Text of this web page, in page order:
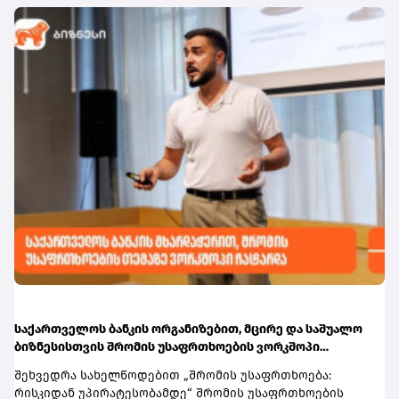
საქართველოს საფინანსო სექტორის მდგრადობას. მათი
შეფასებით, საბანკო სისტემა რჩება კარგად
კაპიტალიზებული, მაღალლიკვიდური და მომგებიანი.
ამასთან, ეროვნული ბანკის ეფექტიანი
მაკროპრუდენციული და საზედამხედველო პოლიტიკა
მნიშვნელოვან როლს ასრულებს ფინანსური
სტაბილურობის განმტკიცებაში, საბანკო სექტორის
მდგრადობის გაძლიერებასა და ფინანსური
დოლარიზაციის შემდგომ შემცირებაში. სარეიტინგო
სააგენტოს შეფასებით, საქართველოს საბანკო
რეგულირების ჩარჩო ფართოდ შეესაბამება
საერთაშორისო სტანდარტებს.
შეუძლიათ იმ მოსწავლეებსა და სტუდენტებს,
რომლებსაც აქვთ შესაბამისი აქტიური სტატუსი და
ფლობენ საქართველოს ბანკის sCool Card ან Student Card.
ბარათების მფლობელებისთვის შეღავათი პირველი
სექტემბრიდან ავტომატურად
გააქტიურდება.ინფორმაციისთვის, ქუთაისის უმაღლეს
სასწავლებლებში წელს ჩარიცხული სტუდენტები
შეღავათიანი ტარიფით სარგებლობას სტუდენტური
სტატუსის გააქტიურებისთანავე
შეძლებენ.მომხმარებლებს, რომლებსაც საქართველოს
ბანკის sCool Card ან Student Card ჯერ არ აქვთ, მისი
შეკვეთა, ონლაინ, მარტივად, რამდენიმე წამში
მობილბანკიდანდა sCoolApp-დან არის
შესაძლებელი.დამატებითი ინფორმაციის მისაღებად
ეწვიეთ ბმულს.
საქართველოს ბანკის ორგანიზებით, მცირე და საშუალო
ბიზნესისთვის შრომის უსაფრთხოების ვორკშოპი
შეხვედრა სახელწოდებით „შრომის უსაფრთხოება:
რისკიდან უპირატესობამდე“ შრომის უსაფრთხოების